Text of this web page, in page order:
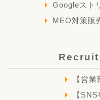
Googleスト
MEO対策販
Recruit
【営
【